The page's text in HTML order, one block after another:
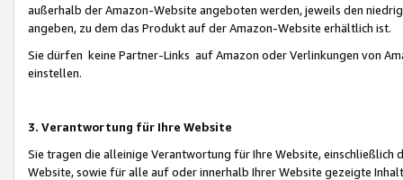
außerhalb der Amazon-Website angeboten werden, jeweils den
angeben, zu dem das Produkt auf der Amazon-Website erhältlich ist.
Sie dürfen keine Partner-Links auf Amazon oder Verlinkungen von
einstellen.
3. Verantwortung für Ihre Website
Sie tragen die alleinige Verantwortung für Ihre Website,
Website, sowie für alle auf oder innerhalb Ihrer Website gezeigte